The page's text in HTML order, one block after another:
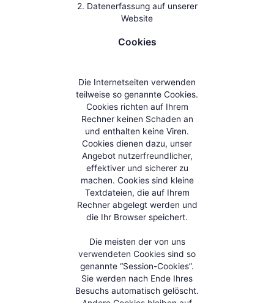
2. Datenerfassung auf unserer
Website
Cookies
Die Internetseiten verwenden
teilweise so genannte Cookies.
Cookies richten auf Ihrem
Rechner keinen Schaden an
und enthalten keine Viren.
Cookies dienen dazu, unser
Angebot nutzerfreundlicher,
effektiver und sicherer zu
machen. Cookies sind kleine
Textdateien, die auf Ihrem
Rechner abgelegt werden und
die Ihr Browser speichert.
Die meisten der von uns
verwendeten Cookies sind so
genannte “Session-Cookies”.
Sie werden nach Ende Ihres
Besuchs automatisch gelöscht.